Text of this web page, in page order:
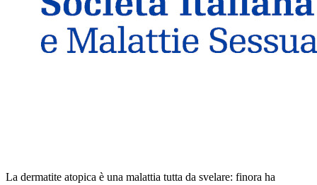
La dermatite atopica è una malattia tutta da svelare: finora ha